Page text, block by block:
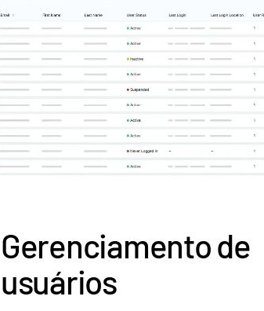
Gerenciamento de
usuários